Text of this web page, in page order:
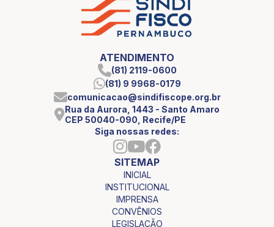
ATENDIMENTO
(81) 2119-0600
(81) 9 9968-0179
comunicacao@sindifiscope.org.br
Rua da Aurora, 1443 - Santo Amaro
CEP 50040-090, Recife/PE
Siga nossas redes:
SITEMAP
INICIAL
INSTITUCIONAL
IMPRENSA
CONVÊNIOS
LEGISLAÇÃO